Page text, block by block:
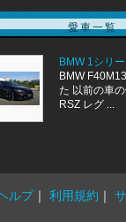
愛車一覧
BMW 1シリ
BMW
た 以前の車
RSZ レグ ...
ルプ｜ 利用規約 ｜